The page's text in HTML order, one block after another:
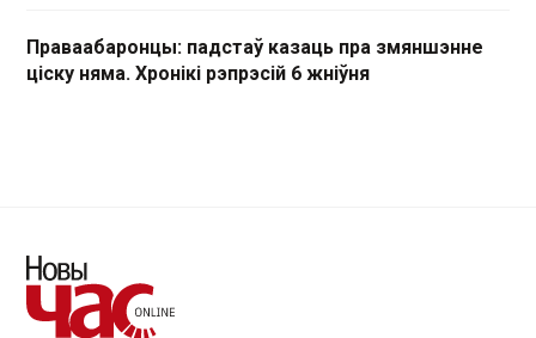
Праваабаронцы: падстаў казаць пра змяншэнне
ціску няма. Хронікі рэпрэсій 6 жніўня